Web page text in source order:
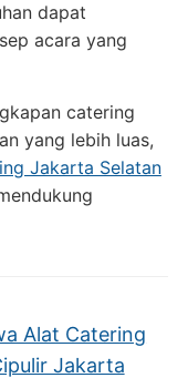
dapat
acara yang
catering
yang lebih luas,
Jakarta Selatan
Alat Catering
Jakarta